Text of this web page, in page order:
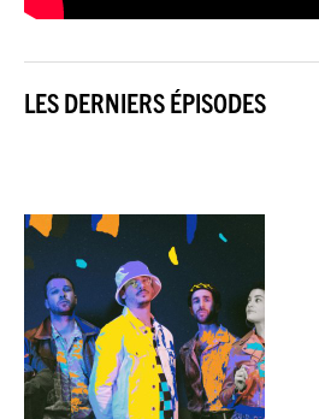
LES DERNIERS ÉPISODES